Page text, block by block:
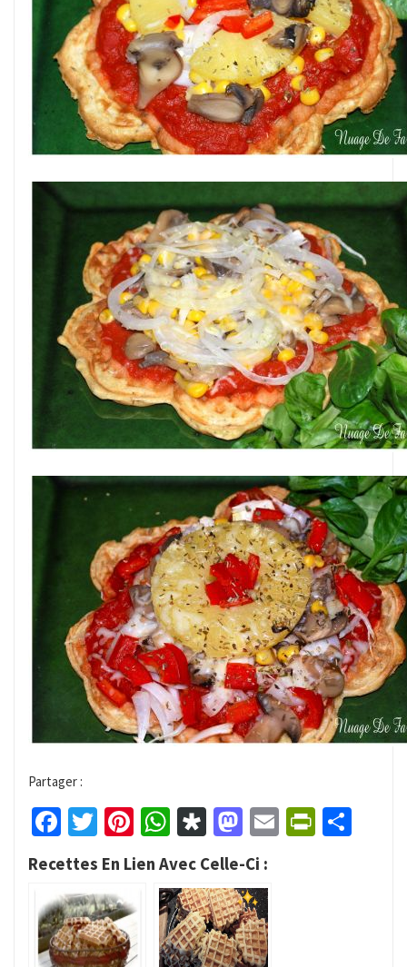
Partager :
Facebook
Twitter
Pinterest
WhatsApp
Diaspora
Mastodon
Email
Recettes En Lien Avec Celle-Ci :